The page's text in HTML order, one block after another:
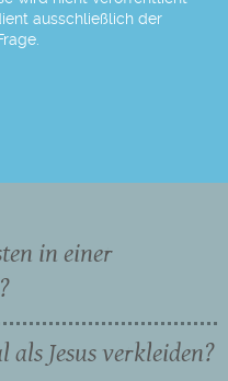
ausschließlich der
in einer
Jesus verkleiden?